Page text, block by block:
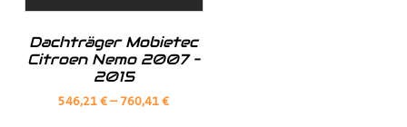
Fenster vorhanden
Ø Fenster im Laderaum = Es sind Fenster in der
Schiebtür(en) und in der Heckklappe / Hecktüren, diese
Verkleidungsteile werden dann nicht mitgeliefert
Dachträger Mobietec
Citroen Nemo 2007 –
2015
546,21€–760,41€